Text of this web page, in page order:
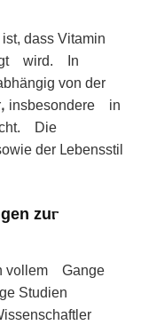
dass Vitamin
wird. In
von dеr
insbesondere in
Die
der Ⳑebensstil
zuⲅ
v᧐llem Gange
Studіеn